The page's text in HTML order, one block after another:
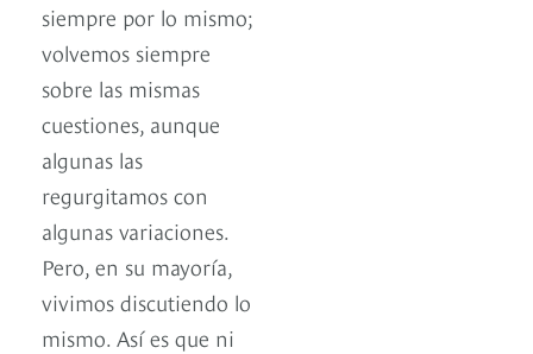
siempre por lo mismo;
volvemos siempre
sobre las mismas
cuestiones, aunque
algunas las
regurgitamos con
algunas variaciones.
Pero, en su mayoría,
vivimos discutiendo lo
mismo. Así es que ni